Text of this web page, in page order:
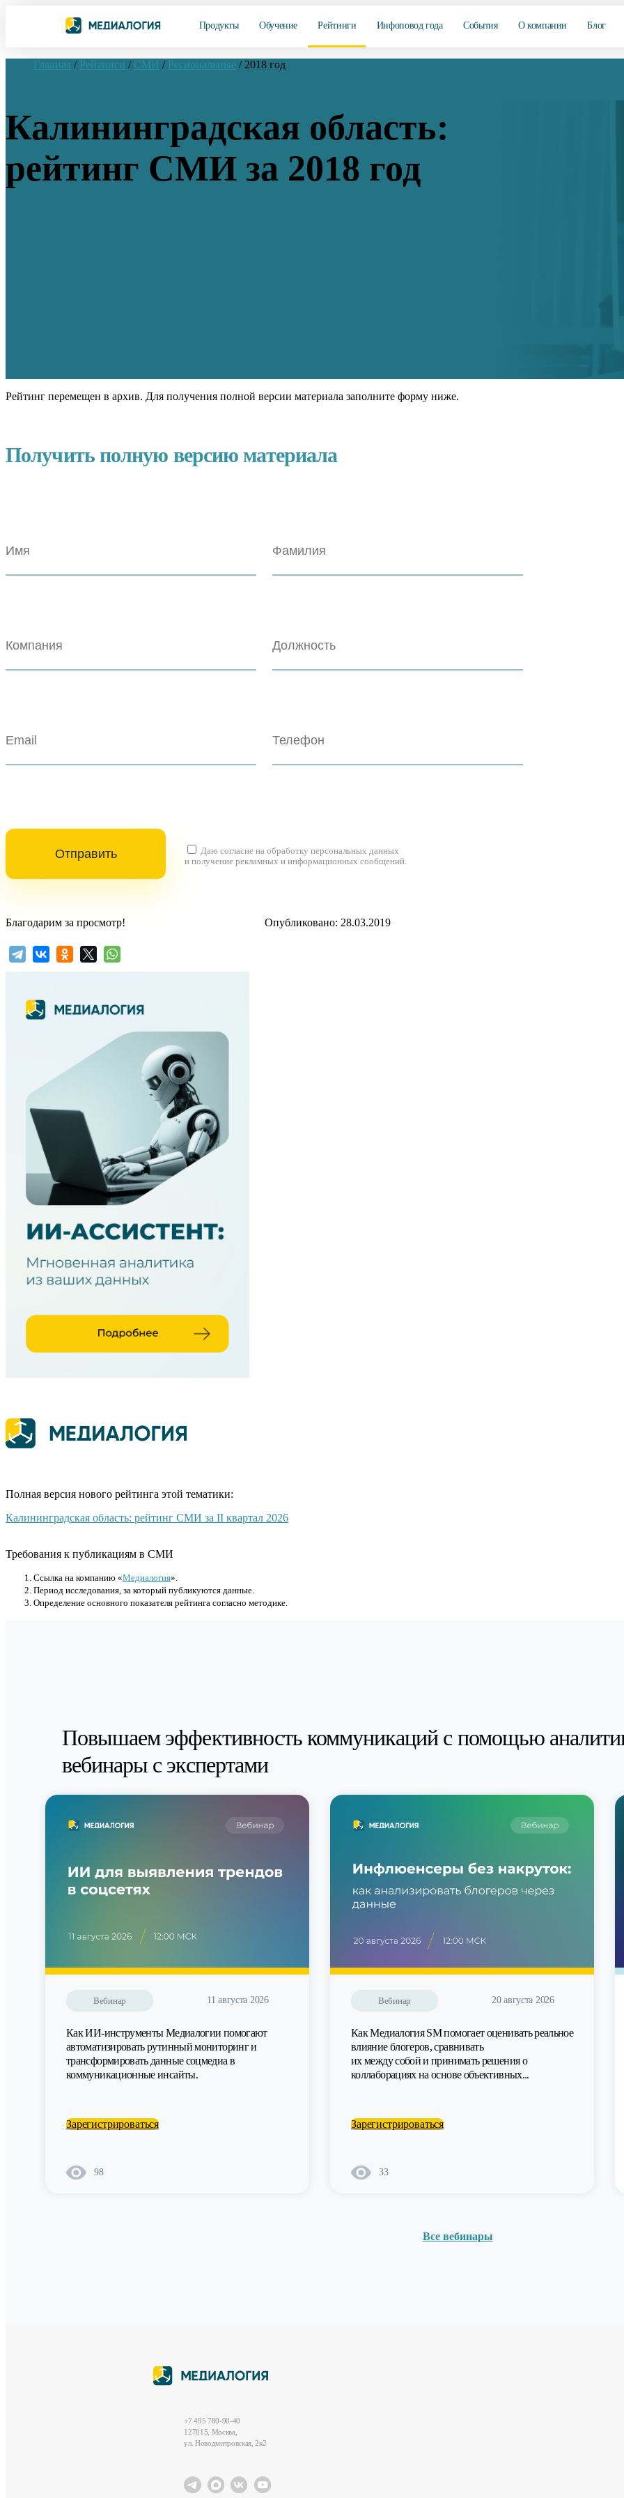
Продукты Обучение Рейтинги Инфоповод года События О компании Блог
Главная / Рейтинги / СМИ / Региональные / 2018 год
Калининградская область:
рейтинг СМИ за 2018 год
Рейтинг перемещен в архив. Для получения полной версии материала заполните форму ниже.
Получить полную версию материала
Даю согласие на обработку персональных данных
и получение рекламных и информационных сообщений.
Благодарим за просмотр! Опубликовано: 28.03.2019
Полная версия нового рейтинга этой тематики:
Калининградская область: рейтинг СМИ за II квартал 2026
Требования к публикациям в СМИ
Cсылка на компанию «Медиалогия».
Период исследования, за который публикуются данные.
Определение основного показателя рейтинга согласно методике.
Повышаем эффективность коммуникаций с помощью
вебинары с экспертами
Вебинар 11 августа 2026
Как ИИ-инструменты Медиалогии помогают
автоматизировать рутинный мониторинг и
трансформировать данные соцмедиа в
коммуникационные инсайты.
Зарегистрироваться
98
Вебинар 20 августа 2026
Как Медиалогия SM помогает оценивать реальное
влияние блогеров, сравнивать
их между собой и принимать решения о
коллаборациях на основе объективных...
Зарегистрироваться
33
Все вебинары
+7 495 780-90-40
127015, Москва,
ул. Новодмитровская, 2к2